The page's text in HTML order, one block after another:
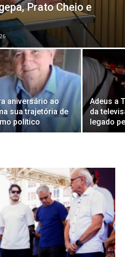
Prato Cheio e
aniversário ao
sua trajetória de
político
Adeus a
da
legado